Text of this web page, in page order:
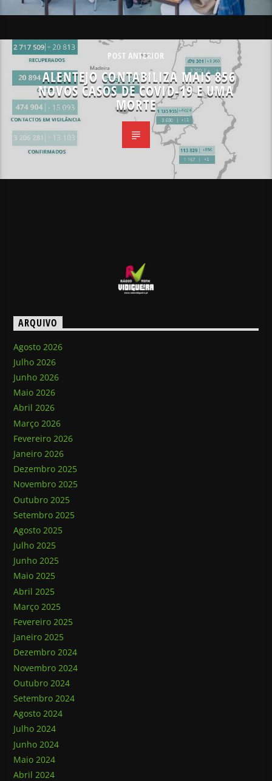
POST ANTERIOR
ALENTEJO CONTABILIZA MAIS 856
NOVOS CASOS DE COVID-19 E UMA
MORTE
ARQUIVO
Agosto 2026
Julho 2026
Junho 2026
Maio 2026
Abril 2026
Março 2026
Fevereiro 2026
Janeiro 2026
Dezembro 2025
Novembro 2025
Outubro 2025
Setembro 2025
Agosto 2025
Julho 2025
Junho 2025
Maio 2025
Abril 2025
Março 2025
Fevereiro 2025
Janeiro 2025
Dezembro 2024
Novembro 2024
Outubro 2024
Setembro 2024
Agosto 2024
Julho 2024
Junho 2024
Maio 2024
Abril 2024